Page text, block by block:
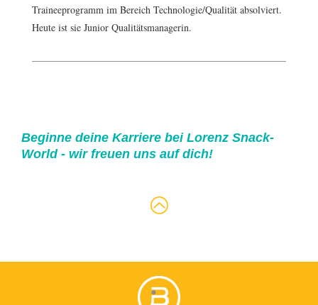
Traineeprogramm im Bereich Technologie/Qualität absolviert.
Heute ist sie Junior Qualitätsmanagerin.
Beginne deine Karriere bei Lorenz Snack-
World - wir freuen uns auf dich!